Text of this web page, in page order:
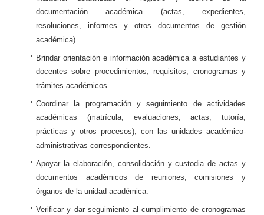
documentación académica (actas, expedientes,
resoluciones, informes y otros documentos de gestión
académica).
Brindar orientación e información académica a estudiantes y
docentes sobre procedimientos, requisitos, cronogramas y
trámites académicos.
Coordinar la programación y seguimiento de actividades
académicas (matrícula, evaluaciones, actas, tutoría,
prácticas y otros procesos), con las unidades académico-
administrativas correspondientes.
Apoyar la elaboración, consolidación y custodia de actas y
documentos académicos de reuniones, comisiones y
órganos de la unidad académica.
Verificar y dar seguimiento al cumplimiento de cronogramas